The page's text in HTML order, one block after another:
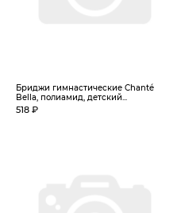
Бриджи гимнастические Chanté
Bella, полиамид, детский...
518 ₽